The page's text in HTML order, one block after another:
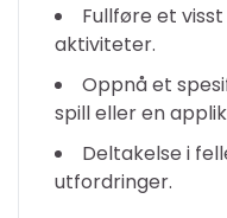
Fullføre et
aktiviteter.
Oppnå et
spill eller en
Deltakelse i
utfordringer.